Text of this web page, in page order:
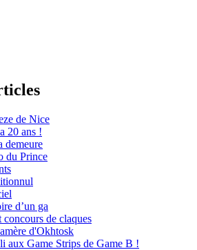
de Nice
20 ans !
demeure
du Prince
d’un ga
concours de claques
d'Okhtosk
aux Game Strips de Game B !